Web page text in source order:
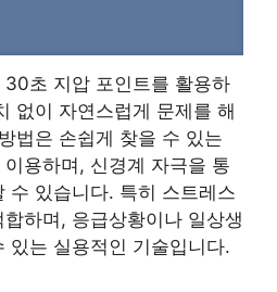
초 지압 포인트를 활용하
없이 자연스럽게 문제를 해
법은 손쉽게 찾을 수 있는
용하며, 신경계 자극을 통
수 있습니다. 특히 스트레스
하며, 응급상황이나 일상생
있는 실용적인 기술입니다.